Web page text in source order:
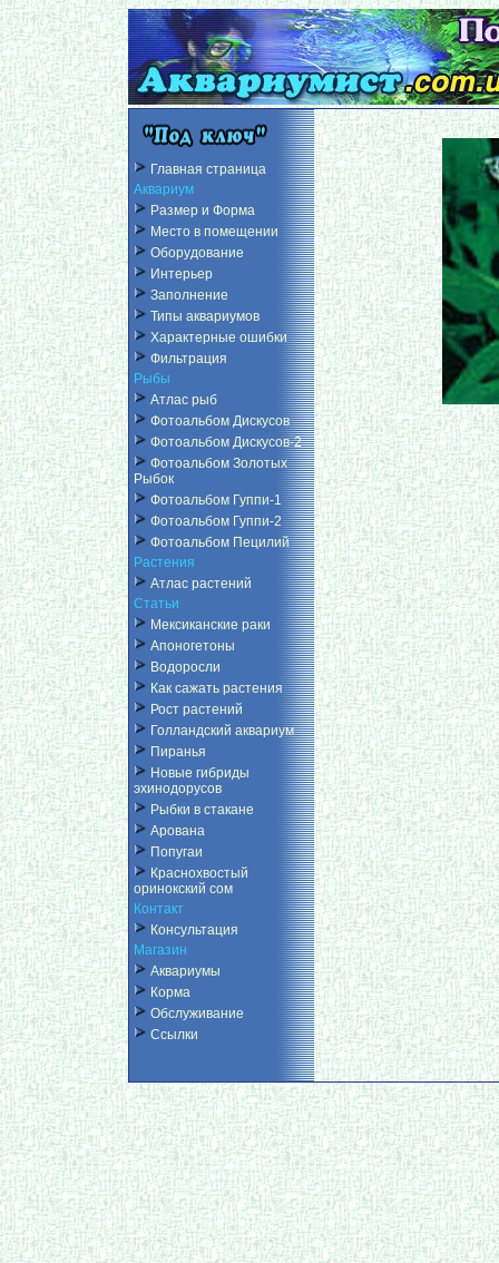
Главная страница
Аквариум
Размер и Форма
Место в помещении
Оборудование
Интерьер
Заполнение
Типы аквариумов
Характерные ошибки
Фильтрация
Рыбы
Атлас рыб
Фотоальбом Дискусов
Фотоальбом Дискусов-2
Фотоальбом Золотых
Рыбок
Фотоальбом Гуппи-1
Фотоальбом Гуппи-2
Фотоальбом Пецилий
Растения
Атлас растений
Статьи
Мексиканские раки
Апоногетоны
Водоросли
Как сажать растения
Рост растений
Голландский аквариум
Пиранья
Новые гибриды
эхинодорусов
Рыбки в стакане
Арована
Попугаи
Краснохвостый
оринокский сом
Контакт
Консультация
Магазин
Аквариумы
Корма
Обслуживание
Ссылки